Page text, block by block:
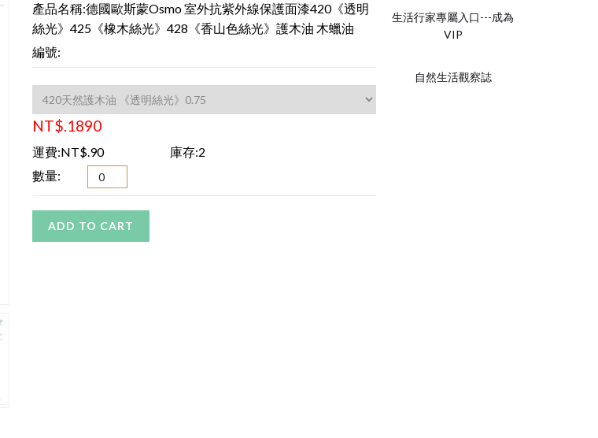
產品名稱:德國歐斯蒙Osmo 室外抗紫外線保護面漆420《透明
絲光》425《橡木絲光》428《香山色絲光》護木油 木蠟油
編號:
NT$.1890
運費:NT$.90
庫存:2
數量:
ADD TO CART
生活行家專屬入口---成為
VIP
自然生活觀察誌